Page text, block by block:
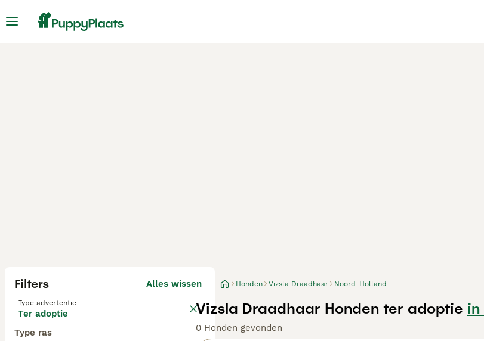
Filters Alles wissen
Type advertentie
Ter adoptie
Type ras
Honden Vizsla Draadhaar Noord-Holland
Vizsla Draadhaar Honden ter adoptie in
0 Honden gevonden